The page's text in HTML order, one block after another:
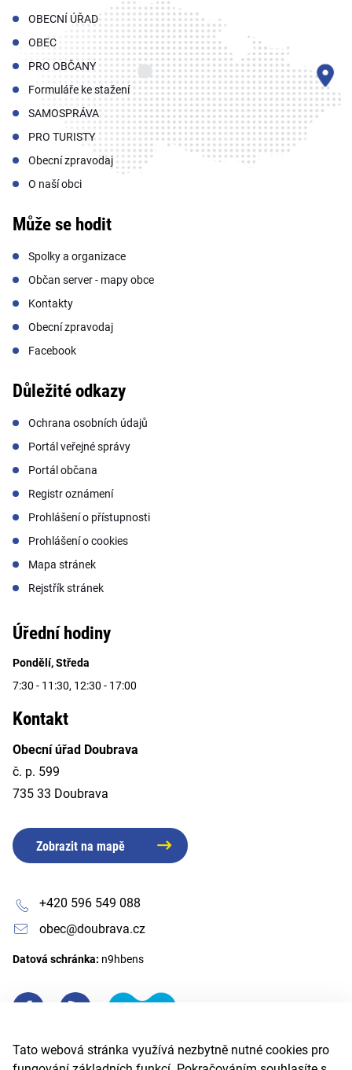
Tato webová stránka využívá nezbytně nutné cookies pro
OBECNÍ ÚŘAD
OBEC
PRO OBČANY
Formuláře ke stažení
SAMOSPRÁVA
PRO TURISTY
Obecní zpravodaj
O naší obci
Může se hodit
Spolky a organizace
Občan server - mapy obce
Kontakty
Obecní zpravodaj
Facebook
Důležité odkazy
Ochrana osobních údajů
Portál veřejné správy
Portál občana
Registr oznámení
Prohlášení o přístupnosti
Prohlášení o cookies
Mapa stránek
Rejstřík stránek
Úřední hodiny
Pondělí, Středa
7:30 - 11:30, 12:30 - 17:00
Kontakt
Obecní úřad Doubrava
č. p. 599
735 33 Doubrava
Zobrazit na mapě
+420 596 549 088
obec@doubrava.cz
Datová schránka: n9hbens